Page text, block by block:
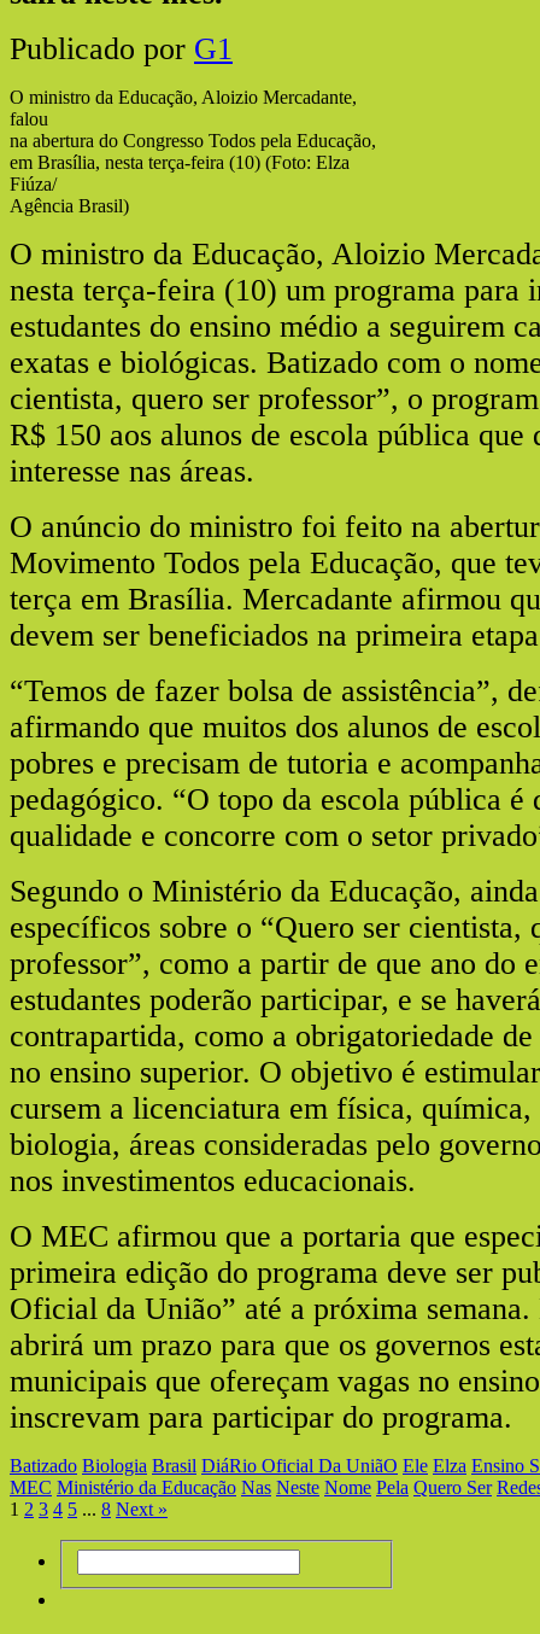
Publicado por G1
O ministro da Educação, Aloizio Mercadante,
falou
na abertura do Congresso Todos pela Educação,
em Brasília, nesta terça-feira (10) (Foto: Elza
Fiúza/
Agência Brasil)
O ministro da Educação, Aloizio
nesta terça-feira (10) um programa para
estudantes do ensino médio a seguirem
exatas e biológicas. Batizado com o
cientista, quero ser professor”, o
R$ 150 aos alunos de escola pública que
interesse nas áreas.
O anúncio do ministro foi feito na
Movimento Todos pela Educação, que
terça em Brasília. Mercadante afirmou
devem ser beneficiados na primeira
“Temos de fazer bolsa de assistência”,
afirmando que muitos dos alunos de
pobres e precisam de tutoria e
pedagógico. “O topo da escola pública é
qualidade e concorre com o setor
Segundo o Ministério da Educação,
específicos sobre o “Quero ser cientista,
professor”, como a partir de que ano do
estudantes poderão participar, e se
contrapartida, como a obrigatoriedade de
no ensino superior. O objetivo é
cursem a licenciatura em física, química,
biologia, áreas consideradas pelo
nos investimentos educacionais.
O MEC afirmou que a portaria que
primeira edição do programa deve ser
Oficial da União” até a próxima
abrirá um prazo para que os governos
municipais que ofereçam vagas no
inscrevam para participar do programa.
Batizado Biologia Brasil DiáRio Oficial Da UniãO Ele Elza Ensino
MEC Ministério da Educação Nas Neste Nome Pela Quero Ser
1 2 3 4 5 ... 8 Next »